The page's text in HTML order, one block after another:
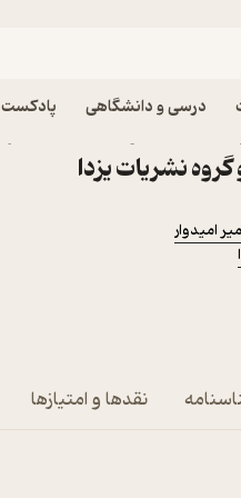
درسی و دانشگاهی پادکست
نشریات یزدا
امیدوار
نقدها و امتیازها